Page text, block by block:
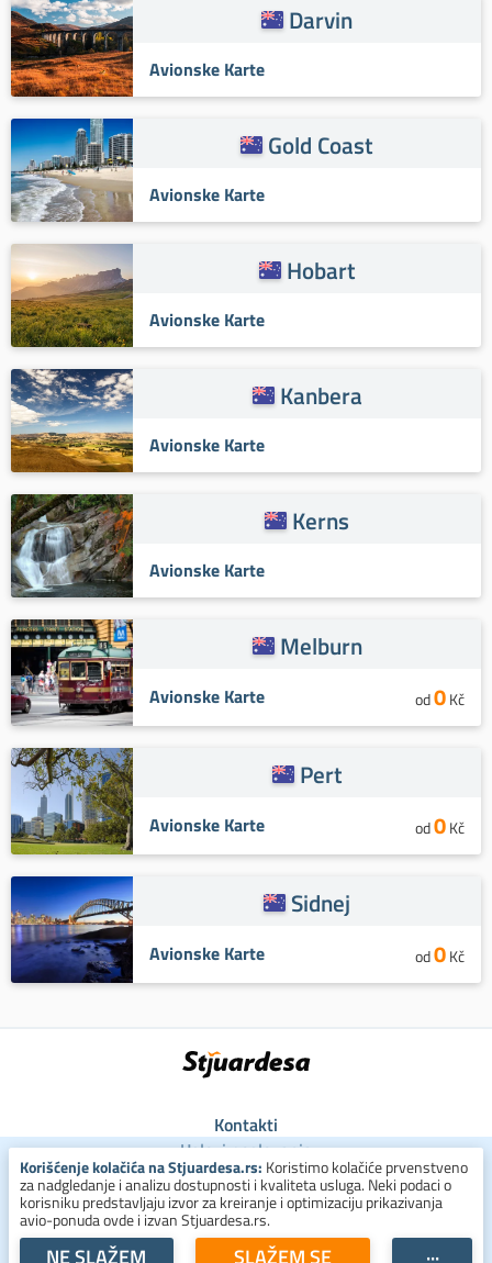
Darvin
Avionske Karte
Gold Coast
Avionske Karte
Hobart
Avionske Karte
Kanbera
Avionske Karte
Kerns
Avionske Karte
Melburn
Avionske Karte od0Kč
Pert
Avionske Karte od0Kč
Sidnej
Avionske Karte od0Kč
Kontakti
Uslovi poslovanja
Uslovi za kolačiće
Zaštita ličnih podataka
+381 800 300 137
Korišćenje kolačića na Stjuardesa.rs: Koristimo kolačiće prvenstveno
za nadgledanje i analizu dostupnosti i kvaliteta usluga. Neki podaci o
korisniku predstavljaju izvor za kreiranje i optimizaciju prikazivanja
avio-ponuda ovde i izvan Stjuardesa.rs.
NE SLAŽEM SLAŽEM SE ···